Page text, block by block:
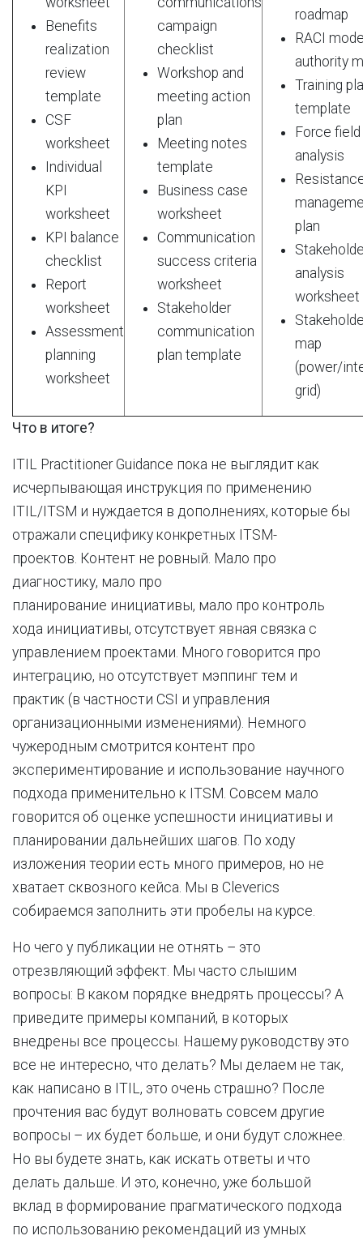
Benefits
realization
review
template
CSF
worksheet
Individual
KPI
worksheet
KPI balance
checklist
Report
worksheet
Assessment
planning
worksheet
campaign
checklist
Workshop and
meeting action
plan
Meeting notes
template
Business case
worksheet
Communication
success criteria
worksheet
Stakeholder
communication
plan template
roadmap
RACI
authority
Training
template
Force field
analysis
plan
analysis
worksheet
map
(power/
grid)
Что в итоге?
ITIL Practitioner Guidance пока не выглядит как
исчерпывающая инструкция по применению
ITIL/ITSM и нуждается в дополнениях, которые бы
отражали специфику конкретных ITSM-
проектов. Контент не ровный. Мало про
диагностику, мало про
планирование инициативы, мало про контроль
хода инициативы, отсутствует явная связка с
управлением проектами. Много говорится про
интеграцию, но отсутствует мэппинг тем и
практик (в частности CSI и управления
организационными изменениями). Немного
чужеродным смотрится контент про
экспериментирование и использование научного
подхода применительно к ITSM. Совсем мало
говорится об оценке успешности инициативы и
планировании дальнейших шагов. По ходу
изложения теории есть много примеров, но не
хватает сквозного кейса. Мы в Cleverics
собираемся заполнить эти пробелы на курсе.
Но чего у публикации не отнять – это
отрезвляющий эффект. Мы часто слышим
вопросы: В каком порядке внедрять процессы? А
приведите примеры компаний, в которых
внедрены все процессы. Нашему руководству это
все не интересно, что делать? Мы делаем не так,
как написано в ITIL, это очень страшно? После
прочтения вас будут волновать совсем другие
вопросы – их будет больше, и они будут сложнее.
Но вы будете знать, как искать ответы и что
делать дальше. И это, конечно, уже большой
вклад в формирование прагматического подхода
по использованию рекомендаций из умных